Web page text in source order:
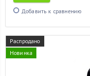
Добавить к сравнению
Распродано
Новинка